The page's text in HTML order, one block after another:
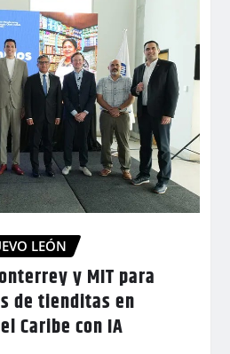
LEÓN
y MIT para
de tienditas en
Caribe con IA